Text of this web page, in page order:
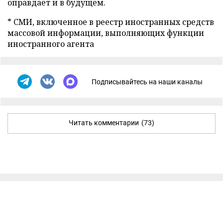
оправдает и в будущем.
* СМИ, включенное в реестр иностранных средств
массовой информации, выполняющих функции
иностранного агента
Подписывайтесь на наши каналы
Читать комментарии (73)